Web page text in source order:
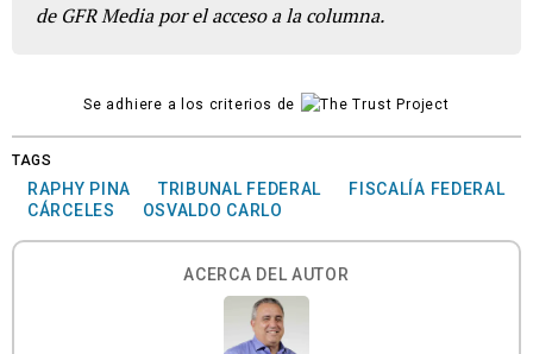
de GFR Media por el acceso a la columna.
Se adhiere a los criterios de
TAGS
RAPHY PINA TRIBUNAL FEDERAL
FISCALÍA FEDERAL
CÁRCELES
OSVALDO CARLO
ACERCA DEL AUTOR